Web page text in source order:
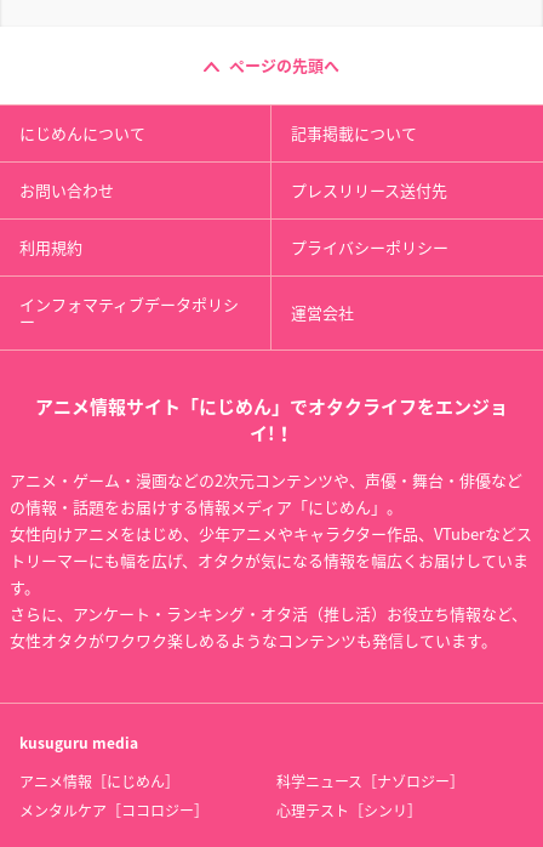
ページの先頭へ
にじめんについて 記事掲載について
お問い合わせ プレスリリース送付先
利用規約 プライバシーポリシー
インフォマティブデータポリシ
ー 運営会社
アニメ情報サイト「にじめん」でオタクライフをエンジョ
イ!！
アニメ・ゲーム・漫画などの2次元コンテンツや、声優・舞台・俳優など
の情報・話題をお届けする情報メディア「にじめん」。
女性向けアニメをはじめ、少年アニメやキャラクター作品、VTuberなどス
トリーマーにも幅を広げ、オタクが気になる情報を幅広くお届けしていま
す。
さらに、アンケート・ランキング・オタ活（推し活）お役立ち情報など、
女性オタクがワクワク楽しめるようなコンテンツも発信しています。
kusuguru media
アニメ情報［にじめん］
科学ニュース［ナゾロジー］
メンタルケア［ココロジー］
心理テスト［シンリ］